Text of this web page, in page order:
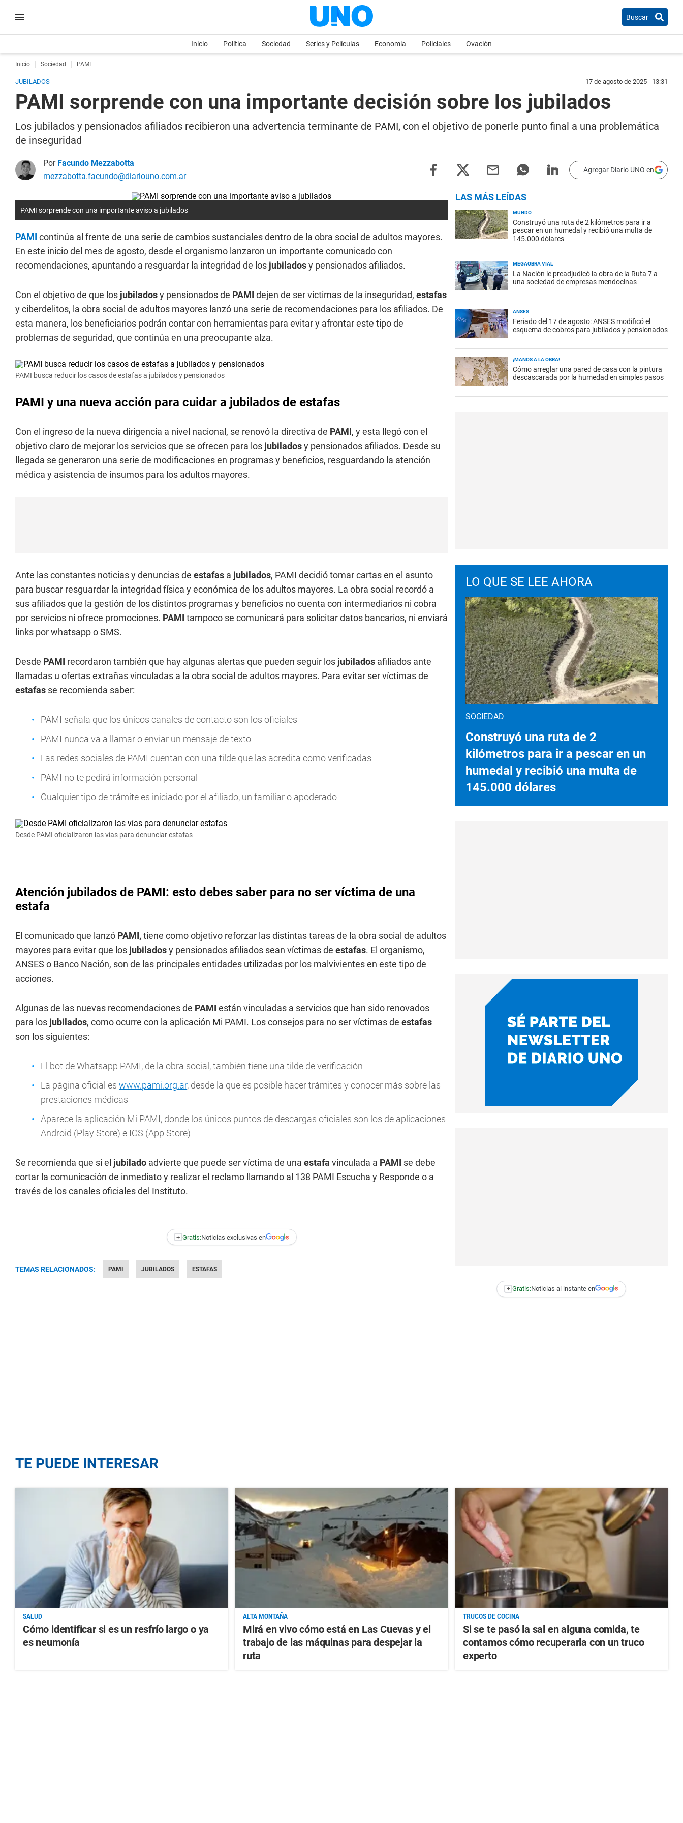
Buscar
Inicio Política Sociedad Series y Películas Economia Policiales Ovación
Inicio Sociedad PAMI
JUBILADOS 17 de agosto de 2025 - 13:31
PAMI sorprende con una importante decisión sobre los jubilados
Los jubilados y pensionados afiliados recibieron una advertencia terminante de PAMI, con el objetivo de ponerle punto final a una problemática
de inseguridad
Por Facundo Mezzabotta
mezzabotta.facundo@diariouno.com.ar
Agregar Diario UNO en
PAMI sorprende con una importante aviso a jubilados
PAMI continúa al frente de una serie de cambios sustanciales dentro de la obra social de adultos mayores.
En este inicio del mes de agosto, desde el organismo lanzaron un importante comunicado con
recomendaciones, apuntando a resguardar la integridad de los jubiladosy pensionados afiliados.
Con el objetivo de que los jubiladosy pensionados de PAMI dejen de ser víctimas de la inseguridad, estafas
y ciberdelitos, la obra social de adultos mayores lanzó una serie de recomendaciones para los afiliados. De
esta manera, los beneficiarios podrán contar con herramientas para evitar y afrontar este tipo de
problemas de seguridad, que continúa en una preocupante alza.
PAMI busca reducir los casos de estafas a jubilados y pensionados
PAMI y una nueva acción para cuidar a jubilados de estafas
Con el ingreso de la nueva dirigencia a nivel nacional, se renovó la directiva de PAMI, y esta llegó con el
objetivo claro de mejorar los servicios que se ofrecen para los jubiladosy pensionados afiliados. Desde su
llegada se generaron una serie de modificaciones en programas y beneficios, resguardando la atención
médica y asistencia de insumos para los adultos mayores.
Ante las constantes noticias y denuncias de estafas a jubilados, PAMI decidió tomar cartas en el asunto
para buscar resguardar la integridad física y económica de los adultos mayores. La obra social recordó a
sus afiliados que la gestión de los distintos programas y beneficios no cuenta con intermediarios ni cobra
por servicios ni ofrece promociones. PAMI tampoco se comunicará para solicitar datos bancarios, ni enviará
links por whatsapp o SMS.
Desde PAMI recordaron también que hay algunas alertas que pueden seguir los jubilados afiliados ante
llamadas u ofertas extrañas vinculadas a la obra social de adultos mayores. Para evitar ser víctimas de
estafas se recomienda saber:
PAMI señala que los únicos canales de contacto son los oficiales
PAMI nunca va a llamar o enviar un mensaje de texto
Las redes sociales de PAMI cuentan con una tilde que las acredita como verificadas
PAMI no te pedirá información personal
Cualquier tipo de trámite es iniciado por el afiliado, un familiar o apoderado
Desde PAMI oficializaron las vías para denunciar estafas
Atención jubilados de PAMI: esto debes saber para no ser víctima de una
estafa
El comunicado que lanzó PAMI,tiene como objetivo reforzar las distintas tareas de la obra social de adultos
mayores para evitar que los jubiladosy pensionados afiliados sean víctimas de estafas. El organismo,
ANSES o Banco Nación, son de las principales entidades utilizadas por los malvivientes en este tipo de
acciones.
Algunas de las nuevas recomendaciones de PAMI están vinculadas a servicios que han sido renovados
para los jubilados, como ocurre con la aplicación Mi PAMI. Los consejos para no ser víctimas de estafas
son los siguientes:
El bot de Whatsapp PAMI, de la obra social, también tiene una tilde de verificación
La página oficial es www.pami.org.ar, desde la que es posible hacer trámites y conocer más sobre las
prestaciones médicas
Aparece la aplicación Mi PAMI, donde los únicos puntos de descargas oficiales son los de aplicaciones
Android (Play Store) e IOS (App Store)
Se recomienda que si el jubilado advierte que puede ser víctima de una estafa vinculada a PAMI se debe
cortar la comunicación de inmediato y realizar el reclamo llamando al 138 PAMI Escucha y Responde o a
través de los canales oficiales del Instituto.
+ Gratis:Noticias exclusivas en
TEMAS RELACIONADOS: PAMI JUBILADOS ESTAFAS
LAS MÁS LEÍDAS
MUNDO
Construyó una ruta de 2 kilómetros para ir a
pescar en un humedal y recibió una multa de
145.000 dólares
MEGAOBRA VIAL
La Nación le preadjudicó la obra de la Ruta 7 a
una sociedad de empresas mendocinas
ANSES
Feriado del 17 de agosto: ANSES modificó el
esquema de cobros para jubilados y pensionados
¡MANOS A LA OBRA!
Cómo arreglar una pared de casa con la pintura
descascarada por la humedad en simples pasos
LO QUE SE LEE AHORA
SOCIEDAD
Construyó una ruta de 2
kilómetros para ir a pescar en un
humedal y recibió una multa de
145.000 dólares
+ Gratis:Noticias al instante en
TE PUEDE INTERESAR
SALUD
Cómo identificar si es un resfrío largo o ya
es neumonía
ALTA MONTAÑA
Mirá en vivo cómo está en Las Cuevas y el
trabajo de las máquinas para despejar la
ruta
TRUCOS DE COCINA
Si se te pasó la sal en alguna comida, te
contamos cómo recuperarla con un truco
experto